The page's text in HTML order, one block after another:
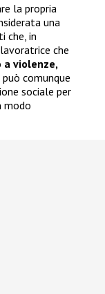
la propria
una
che, in
che
violenze,
può comunque
sociale per
modo